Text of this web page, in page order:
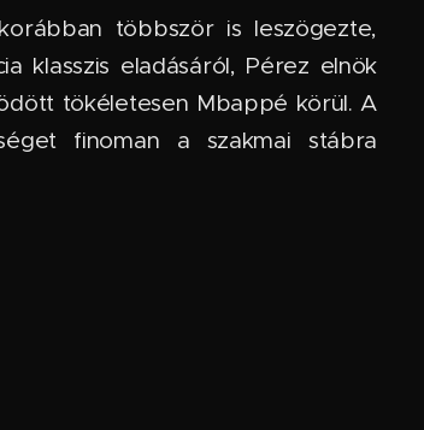
többször is leszögezte,
klasszis eladásáról, Pérez elnök
tökéletesen Mbappé körül. A
finoman a szakmai stábra